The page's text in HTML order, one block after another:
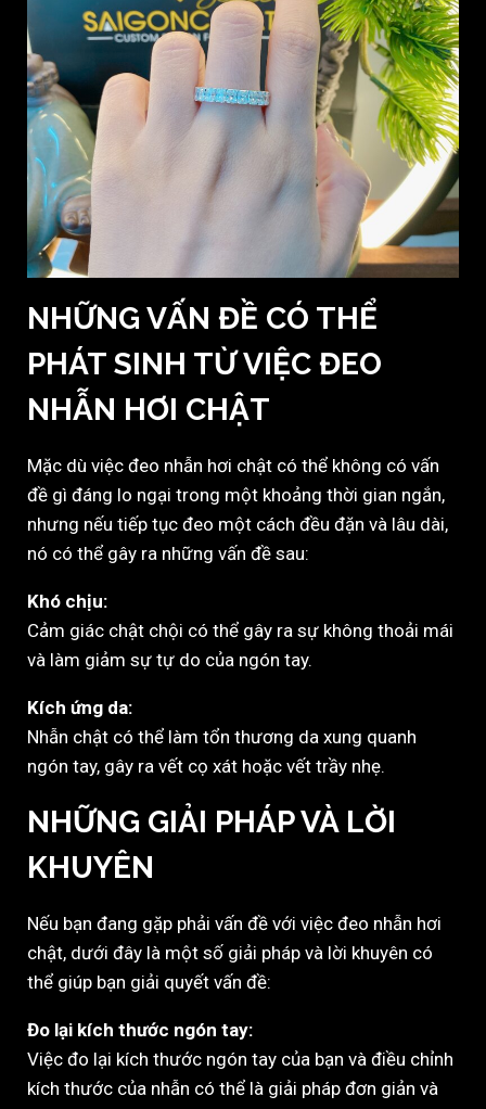
NHỮNG VẤN ĐỀ CÓ THỂ
PHÁT SINH TỪ VIỆC ĐEO
NHẪN HƠI CHẬT
Mặc dù việc đeo nhẫn hơi chật có thể không có vấn
đề gì đáng lo ngại trong một khoảng thời gian ngắn,
nhưng nếu tiếp tục đeo một cách đều đặn và lâu dài,
nó có thể gây ra những vấn đề sau:
Khó chịu:
Cảm giác chật chội có thể gây ra sự không thoải mái
và làm giảm sự tự do của ngón tay.
Kích ứng da:
Nhẫn chật có thể làm tổn thương da xung quanh
ngón tay, gây ra vết cọ xát hoặc vết trầy nhẹ.
NHỮNG GIẢI PHÁP VÀ LỜI
KHUYÊN
Nếu bạn đang gặp phải vấn đề với việc đeo nhẫn hơi
chật, dưới đây là một số giải pháp và lời khuyên có
thể giúp bạn giải quyết vấn đề:
Đo lại kích thước ngón tay:
Việc đo lại kích thước ngón tay của bạn và điều chỉnh
kích thước của nhẫn có thể là giải pháp đơn giản và